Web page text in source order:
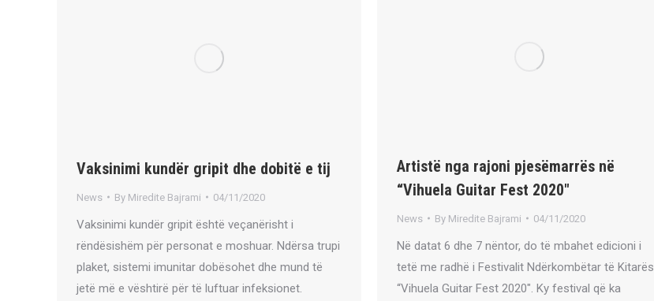
Vaksinimi kundër gripit dhe dobitë e tij
News By Miredite Bajrami 04/11/2020
Vaksinimi kundër gripit është veçanërisht i
rëndësishëm për personat e moshuar. Ndërsa trupi
plaket, sistemi imunitar dobësohet dhe mund të
jetë më e vështirë për të luftuar infeksionet.
Artistë nga rajoni pjesëmarrës në
“Vihuela Guitar Fest 2020″
News By Miredite Bajrami 04/11/2020
Në datat 6 dhe 7 nëntor, do të mbahet edicioni i
tetë me radhë i Festivalit Ndërkombëtar të Kitarës
“Vihuela Guitar Fest 2020″. Ky festival që ka